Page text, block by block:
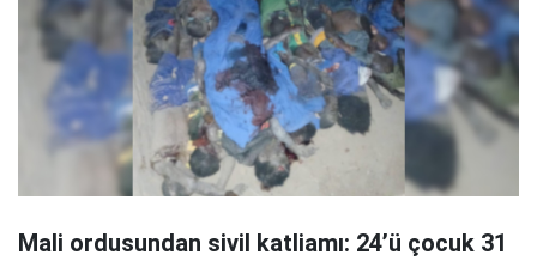
Mali ordusundan sivil katliamı: 24’ü çocuk 31